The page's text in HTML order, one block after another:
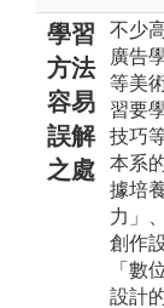
學習
方法
容易
誤解
之處
不少
廣告
等美
習要
技巧
本系
據培
力」
創作
「數
設計